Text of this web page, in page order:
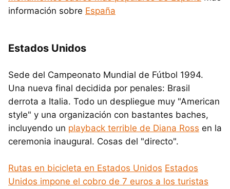
información sobre España
Estados Unidos
Sede del Campeonato Mundial de Fútbol 1994.
Una nueva final decidida por penales: Brasil
derrota a Italia. Todo un despliegue muy "American
style" y una organización con bastantes baches,
incluyendo un playback terrible de Diana Ross en la
ceremonia inaugural. Cosas del "directo".
Rutas en bicicleta en Estados Unidos Estados
Unidos impone el cobro de 7 euros a los turistas